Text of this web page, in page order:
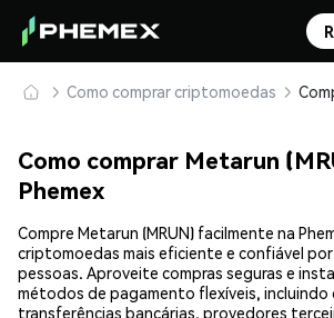
Como comprar criptomoedas
Como comprar Metarun
Phemex
Compre Metarun (MRUN) facilmente na
criptomoedas mais eficiente e confiável por
pessoas. Aproveite compras seguras e
métodos de pagamento flexíveis,
transferências bancárias, provedores